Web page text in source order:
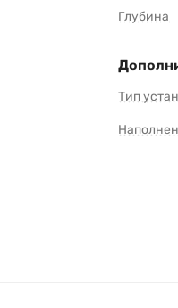
Глубина
Тип